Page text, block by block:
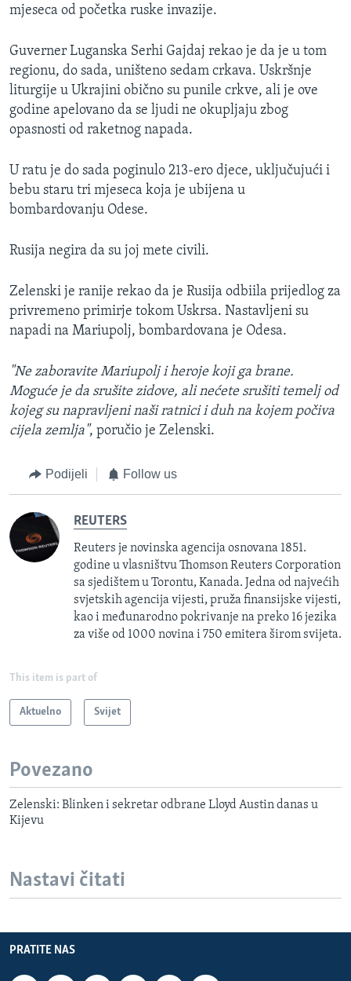
mjeseca od početka ruske invazije.
Guverner Luganska Serhi Gajdaj rekao je da je u tom
regionu, do sada, uništeno sedam crkava. Uskršnje
liturgije u Ukrajini obično su punile crkve, ali je ove
godine apelovano da se ljudi ne okupljaju zbog
opasnosti od raketnog napada.
U ratu je do sada poginulo 213-ero djece, uključujući i
bebu staru tri mjeseca koja je ubijena u
bombardovanju Odese.
Rusija negira da su joj mete civili.
Zelenski je ranije rekao da je Rusija odbiila prijedlog za
privremeno primirje tokom Uskrsa. Nastavljeni su
napadi na Mariupolj, bombardovana je Odesa.
"Ne zaboravite Mariupolj i heroje koji ga brane.
Moguće je da srušite zidove, ali nećete srušiti temelj od
kojeg su napravljeni naši ratnici i duh na kojem počiva
cijela zemlja", poručio je Zelenski.
Podijeli Follow us
REUTERS
Reuters je novinska agencija osnovana 1851.
godine u vlasništvu Thomson Reuters Corporation
sa sjedištem u Torontu, Kanada. Jedna od najvećih
svjetskih agencija vijesti, pruža finansijske vijesti,
kao i međunarodno pokrivanje na preko 16 jezika
za više od 1000 novina i 750 emitera širom svijeta.
This item is part of
Aktuelno Svijet
Povezano
Zelenski: Blinken i sekretar odbrane Lloyd Austin danas u
Kijevu
Nastavi čitati
PRATITE NAS